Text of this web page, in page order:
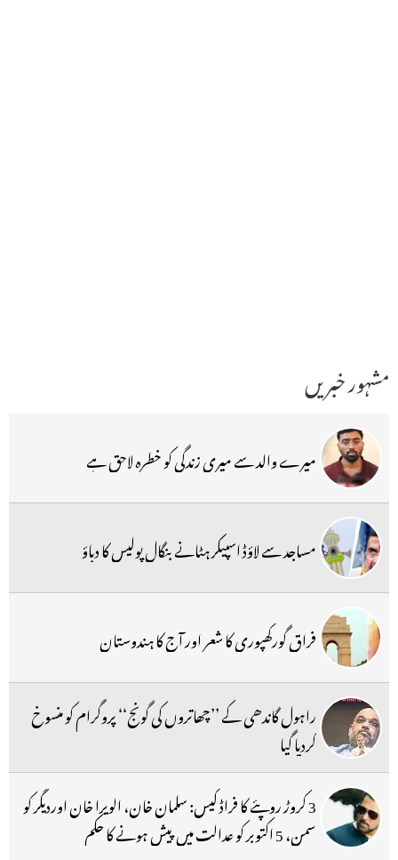
مشہور خبریں
میرے والد سے میری زندگی کو خطرہ لاحق ہے
مساجد سے لاؤڈ اسپیکر ہٹانے بنگال پولیس کا دباؤ
فراق گورکھپوری کا شعر اور آج کا ہندوستان
راہول گاندھی کے ’’چھاتروں کی گونج‘‘ پروگرام کو منسوخ
کردیا گیا
3 کروڑ روپئے کا فراڈ کیس: سلمان خان، الویرا خان اوردیگر کو
سمن، 5 اکتوبر کو عدالت میں پیش ہونے کا حکم